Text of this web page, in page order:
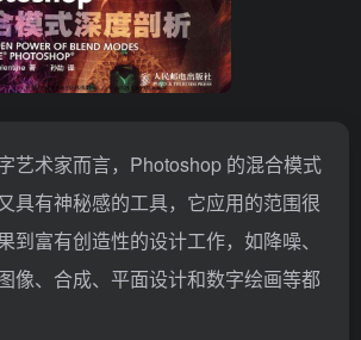
艺术家而言，Photoshop 的混合模式
具有神秘感的工具，它应用的范围很
到富有创造性的设计工作，如降噪、
像、合成、平面设计和数字绘画等都